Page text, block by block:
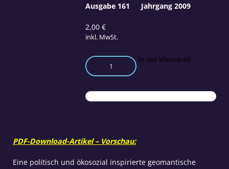
2,00€
inkl. MwSt.
Intelligente
Orte
Geoformance
im
In den Warenkorb
Ausgabe 161 Jahrgang 2009
PDF-Download-Artikel – Vorschau:
Eine politisch und ökosozial inspirierte geomantische